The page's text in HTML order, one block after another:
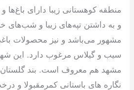
منطقه کوهستانی زیبا دارای
و به داشتن تپه‌های زیبا و شب‌های
مشهور می‌باشد و نیز محصولات
سیب و گیلاس مرغوب دارد. این
مشهد هم معروف است. بند گلستان
نگاره های باستانی کمرمقبولا و